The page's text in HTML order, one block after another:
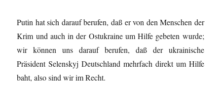
Putin hat sich darauf berufen, daß er von den Menschen der
Krim und auch in der Ostukraine um Hilfe gebeten wurde;
wir können uns darauf berufen, daß der ukrainische
Präsident Selenskyj Deutschland mehrfach direkt um Hilfe
baht, also sind wir im Recht.